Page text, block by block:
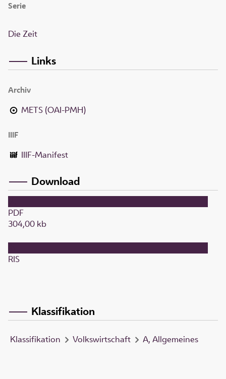
Serie
Die Zeit
Links
Archiv
METS (OAI-PMH)
IIIF
IIIF-Manifest
Download
PDF
304,00 kb
RIS
Klassifikation
Klassifikation Volkswirtschaft A, Allgemeines